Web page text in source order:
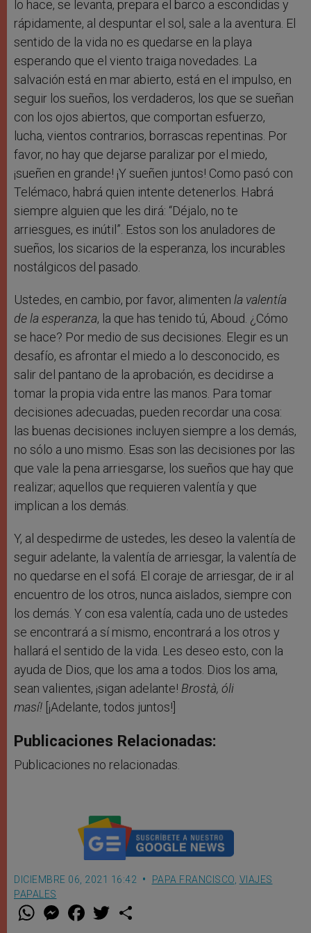
lo hace, se levanta, prepara el barco a escondidas y
rápidamente, al despuntar el sol, sale a la aventura. El
sentido de la vida no es quedarse en la playa
esperando que el viento traiga novedades. La
salvación está en mar abierto, está en el impulso, en
seguir los sueños, los verdaderos, los que se sueñan
con los ojos abiertos, que comportan esfuerzo,
lucha, vientos contrarios, borrascas repentinas. Por
favor, no hay que dejarse paralizar por el miedo,
¡sueñen en grande! ¡Y sueñen juntos! Como pasó con
Telémaco, habrá quien intente detenerlos. Habrá
siempre alguien que les dirá: “Déjalo, no te
arriesgues, es inútil”. Estos son los anuladores de
sueños, los sicarios de la esperanza, los incurables
nostálgicos del pasado.
Ustedes, en cambio, por favor, alimenten la valentía
de la esperanza, la que has tenido tú, Aboud. ¿Cómo
se hace? Por medio de sus decisiones. Elegir es un
desafío, es afrontar el miedo a lo desconocido, es
salir del pantano de la aprobación, es decidirse a
tomar la propia vida entre las manos. Para tomar
decisiones adecuadas, pueden recordar una cosa:
las buenas decisiones incluyen siempre a los demás,
no sólo a uno mismo. Esas son las decisiones por las
que vale la pena arriesgarse, los sueños que hay que
realizar; aquellos que requieren valentía y que
implican a los demás.
Y, al despedirme de ustedes, les deseo la valentía de
seguir adelante, la valentía de arriesgar, la valentía de
no quedarse en el sofá. El coraje de arriesgar, de ir al
encuentro de los otros, nunca aislados, siempre con
los demás. Y con esa valentía, cada uno de ustedes
se encontrará a sí mismo, encontrará a los otros y
hallará el sentido de la vida. Les deseo esto, con la
ayuda de Dios, que los ama a todos. Dios los ama,
sean valientes, ¡sigan adelante! Brostà, óli
masí! [¡Adelante, todos juntos!]
Publicaciones Relacionadas:
Publicaciones no relacionadas.
DICIEMBRE 06, 2021 16:42 PAPA FRANCISCO VIAJES
PAPALES
W M
e
F
a w